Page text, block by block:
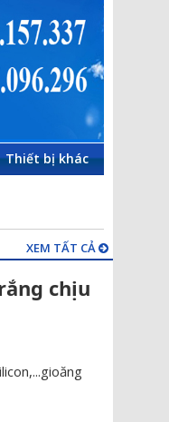
Thiết bị khác
XEM TẤT CẢ
chịu